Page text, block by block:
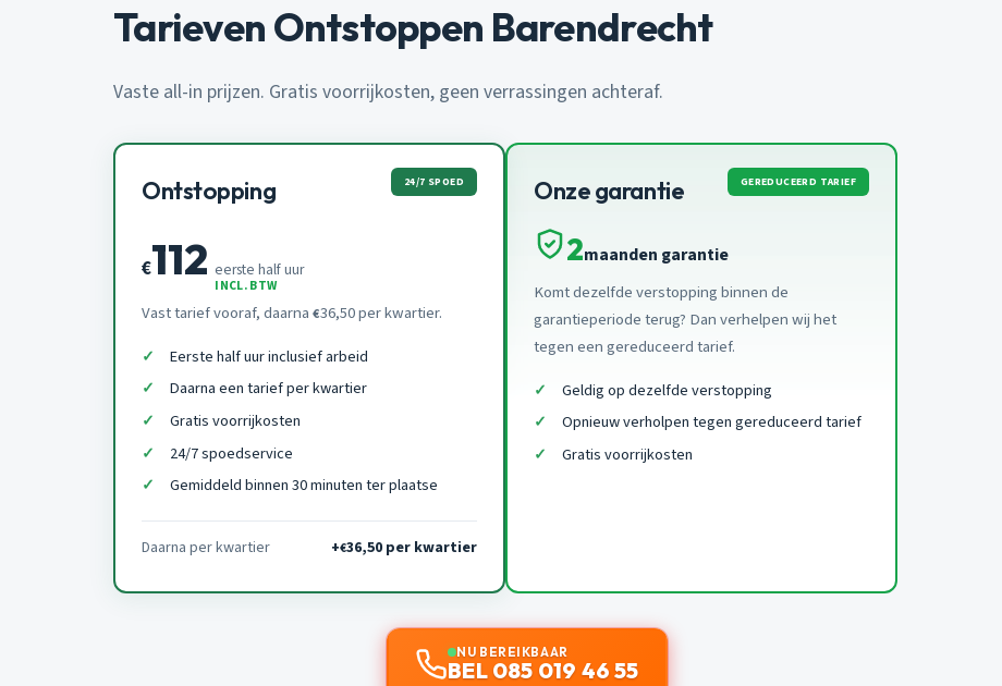
Tarieven Ontstoppen Barendrecht
Vaste all-in prijzen. Gratis voorrijkosten, geen verrassingen achteraf.
Ontstopping 24/7 SPOED
€112 eerste half uur
INCL. BTW
Vast tarief vooraf, daarna €36,50 per kwartier.
Eerste half uur inclusief arbeid
Daarna een tarief per kwartier
Gratis voorrijkosten
24/7 spoedservice
Gemiddeld binnen 30 minuten ter plaatse
Daarna per kwartier +€36,50 per kwartier
Onze garantie GEREDUCEERD TARIEF
2maanden garantie
Komt dezelfde verstopping binnen de
garantieperiode terug? Dan verhelpen wij het
tegen een gereduceerd tarief.
Geldig op dezelfde verstopping
Opnieuw verholpen tegen gereduceerd tarief
Gratis voorrijkosten
NU BEREIKBAAR
BEL 085 019 46 55